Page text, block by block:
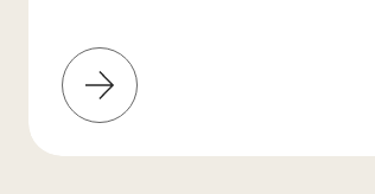
Mehr
erfahren